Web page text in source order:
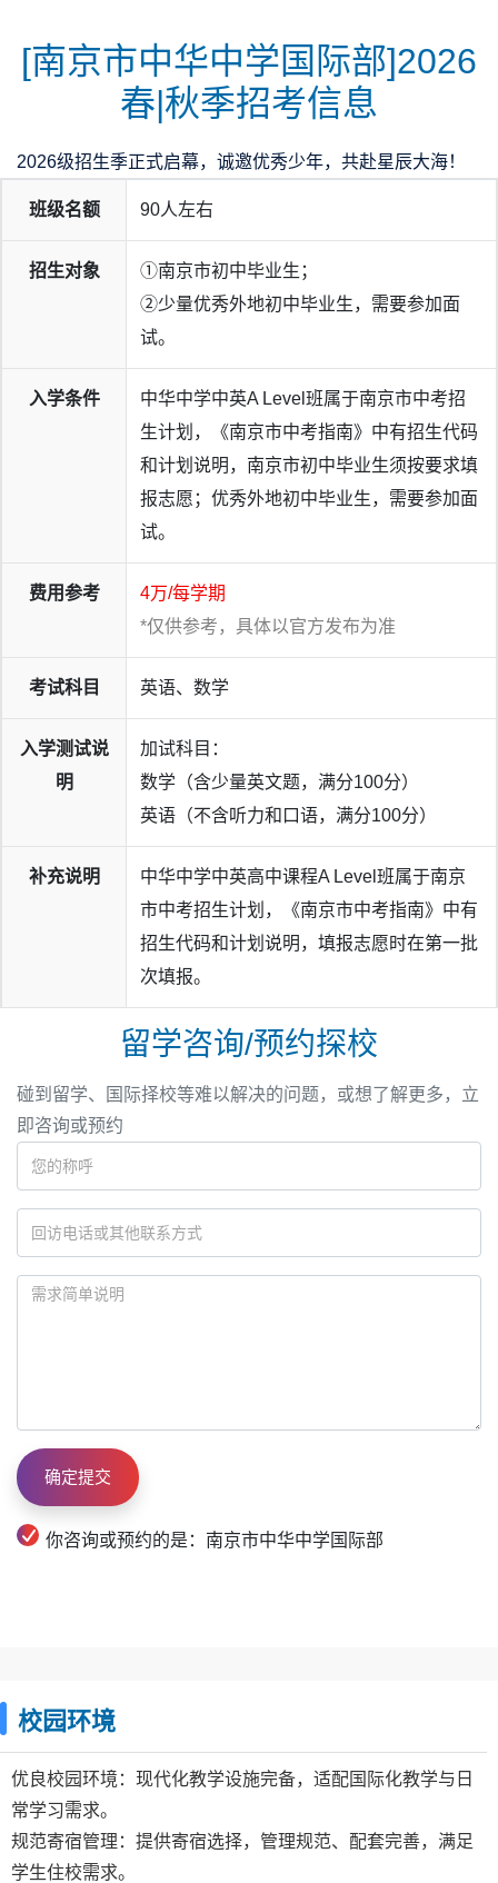
[南京市中华中学国际部]2026
春|秋季招考信息
2026级招生季正式启幕，诚邀优秀少年，共赴星辰大海！
班级名额 90人左右
招生对象
①南京市初中毕业生；
②少量优秀外地初中毕业生，需要参加面
试。
入学条件
中华中学中英A Level班属于南京市中考招
生计划，《南京市中考指南》中有招生代码
和计划说明，南京市初中毕业生须按要求填
报志愿；优秀外地初中毕业生，需要参加面
试。
费用参考
4万/每学期
*仅供参考，具体以官方发布为准
考试科目 英语、数学
入学测试说
明
加试科目：
数学（含少量英文题，满分100分）
英语（不含听力和口语，满分100分）
补充说明
中华中学中英高中课程A Level班属于南京
市中考招生计划，《南京市中考指南》中有
招生代码和计划说明，填报志愿时在第一批
次填报。
留学咨询/预约探校
碰到留学、国际择校等难以解决的问题，或想了解更多，立
即咨询或预约
你咨询或预约的是：南京市中华中学国际部
校园环境
优良校园环境：现代化教学设施完备，适配国际化教学与日
常学习需求。
规范寄宿管理：提供寄宿选择，管理规范、配套完善，满足
学生住校需求。